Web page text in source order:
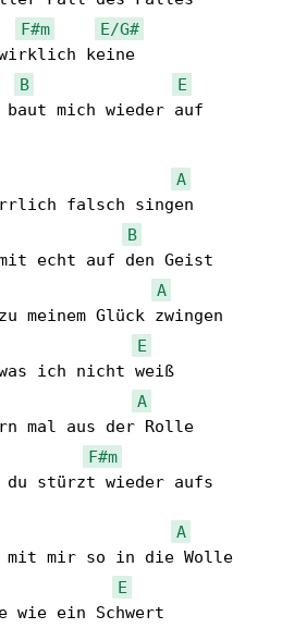
F#m
E/G#
B
E
baut mich wieder auf
A
falsch singen
B
echt auf den Geist
A
meinem Glück zwingen
E
ich nicht weiß
A
mal aus der Rolle
F#m
du stürzt wieder aufs
A
mit mir so in die Wolle
E